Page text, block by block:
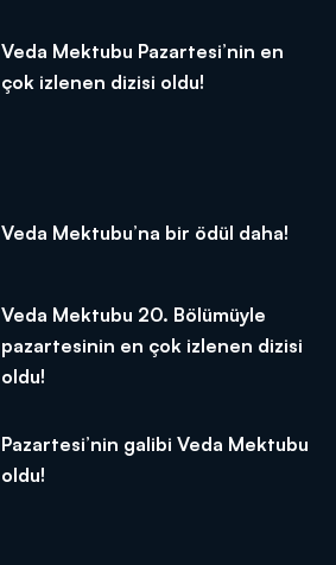
Veda Mektubu Pazartesi’nin en
çok izlenen dizisi oldu!
Veda Mektubu’na bir ödül daha!
Veda Mektubu 20. Bölümüyle
pazartesinin en çok izlenen dizisi
oldu!
Pazartesi’nin galibi Veda Mektubu
oldu!